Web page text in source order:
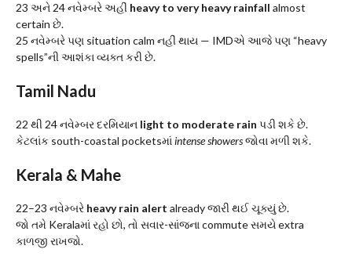
23 અને 24 નવેમ્બરે અહીં heavy to very heavy rainfall almost
certain છે.
25 નવેમ્બરે પણ situation calm નહીં થાય — IMDએ આજે પણ “heavy
spells”ની આશંકા વ્યક્ત કરી છે.
Tamil Nadu
22 થી 24 નવેમ્બર દરમિયાન light to moderate rain પડી શકે છે.
કેટલાંક south-coastal pocketsમાં intense showersજોવા મળી શકે.
Kerala & Mahe
22–23 નવેમ્બરે heavy rain alert already જારી થઈ ચૂક્યું છે.
જો તમે Keralaમાં રહો છો, તો સવાર-સાંજના commute સમયે extra
કાળજી રાખજો.